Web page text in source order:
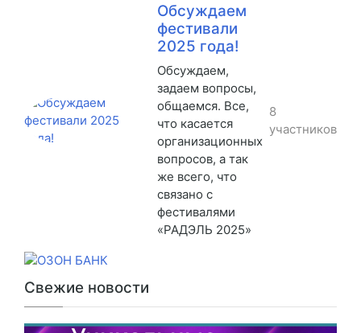
Обсуждаем
фестивали
2025 года!
Обсуждаем,
задаем вопросы,
общаемся. Все,
что касается
организационных
вопросов, а так
же всего, что
связано с
фестивалями
«РАДЭЛЬ 2025»
8
участников
Свежие новости